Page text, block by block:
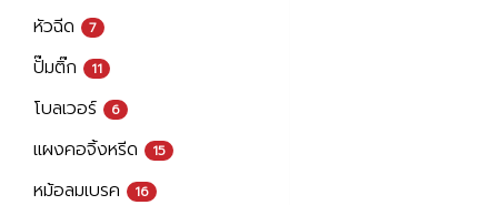
หัวฉีด 7
ปั๊มติ๊ก 11
โบลเวอร์ 6
แผงคอจิ้งหรีด 15
หม้อลมเบรค 16